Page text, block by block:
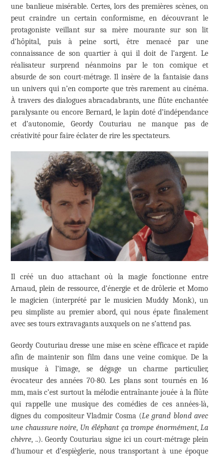
une banlieue misérable. Certes, lors des premières scènes, on
peut craindre un certain conformisme, en découvrant le
protagoniste veillant sur sa mère mourante sur son lit
d’hôpital, puis à peine sorti, être menacé par une
connaissance de son quartier à qui il doit de l’argent. Le
réalisateur surprend néanmoins par le ton comique et
absurde de son court-métrage. Il insère de la fantaisie dans
un univers qui n’en comporte que très rarement au cinéma.
À travers des dialogues abracadabrants, une flûte enchantée
paralysante ou encore Bernard, le lapin doté d’indépendance
et d’autonomie, Geordy Couturiau ne manque pas de
créativité pour faire éclater de rire les spectateurs.
Il créé un duo attachant où la magie fonctionne entre
Arnaud, plein de ressource, d’énergie et de drôlerie et Momo
le magicien (interprété par le musicien Muddy Monk), un
peu simpliste au premier abord, qui nous épate finalement
avec ses tours extravagants auxquels on ne s’attend pas.
Geordy Couturiau dresse une mise en scène efficace et rapide
afin de maintenir son film dans une veine comique. De la
musique à l’image, se dégage un charme particulier,
évocateur des années 70-80. Les plans sont tournés en 16
mm, mais c’est surtout la mélodie entraînante jouée à la flûte
qui rappelle une musique des comédies de ces années-là,
dignes du compositeur Vladmir Cosma (Le grand blond avec
une chaussure noire, Un éléphant ça trompe énormément, La
chèvre, ..). Geordy Couturiau signe ici un court-métrage plein
d’humour et d’espièglerie, nous transportant à une époque